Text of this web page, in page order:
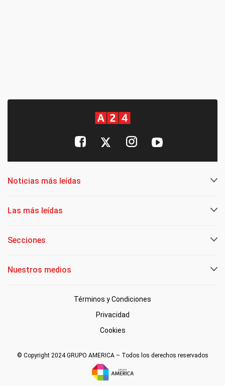
Noticias más leídas
Las más leídas
Secciones
Nuestros medios
Términos y Condiciones
Privacidad
Cookies
© Copyright 2024 GRUPO AMERICA – Todos los derechos reservados